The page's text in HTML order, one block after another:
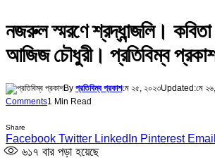
নজরুল স্মরণে শ্রদ্ধান্জলি।
আজিজ চৌধুরী। প্রতিবিম্ব
By প্রতিবিম্ব প্রকাশমে ২৫, ২০২৩Updated:মে
Comments1 Min Read
Share
Facebook Twitter LinkedIn Pinterest Email
৬১৭ বার পড়া হয়েছে